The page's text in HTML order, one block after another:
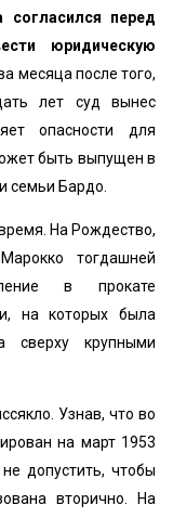
согласился перед
юридическую
месяца после того,
лет суд вынес
опасности для
быть выпущен в
семьи Бардо.
На Рождество,
тогдашней
в прокате
на которых была
сверху крупными
Узнав, что во
на март 1953
допустить, чтобы
вторично. На